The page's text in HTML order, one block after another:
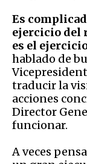
Es
ejercicio del
es el
hablado de
traducir la
acciones
Director
funcionar.
A veces